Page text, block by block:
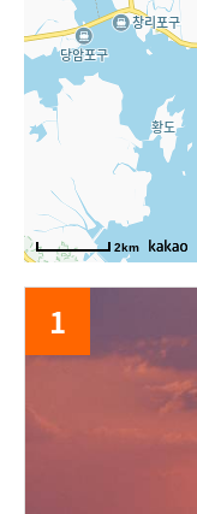
1